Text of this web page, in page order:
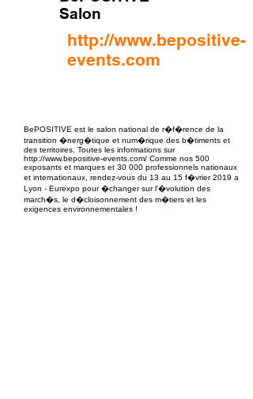
Salon
http://www.bepositive-
events.com
BePOSITIVE est le salon national de r�f�rence de la
transition �nerg�tique et num�rique des b�timents et
des territoires. Toutes les informations sur
http://www.bepositive-events.com/ Comme nos 500
exposants et marques et 30 000 professionnels nationaux
et internationaux, rendez-vous du 13 au 15 f�vrier 2019 a
Lyon - Eurexpo pour �changer sur l'�volution des
march�s, le d�cloisonnement des m�tiers et les
exigences environnementales !